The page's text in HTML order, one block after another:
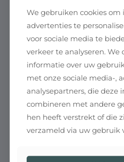
Uw persoonsgegevens (zoals
en e-mailadres) worden
plannen van afspraken, het
Deze gegevens worden
en zorgvuldig bewaard
privacywetgeving (AVG).
U heeft te allen tijde recht op
verwijdering van uw gegevens.
Voor meer informatie of
contact opnemen via
We gebruiken cookies om
advertenties te
voor sociale media te
verkeer te analyseren. We
informatie over uw
met onze sociale media-,
analysepartners, die deze
combineren met andere
hen heeft verstrekt of die
verzameld via uw gebruik